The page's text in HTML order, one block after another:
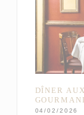
DÎNER
04/02/2026